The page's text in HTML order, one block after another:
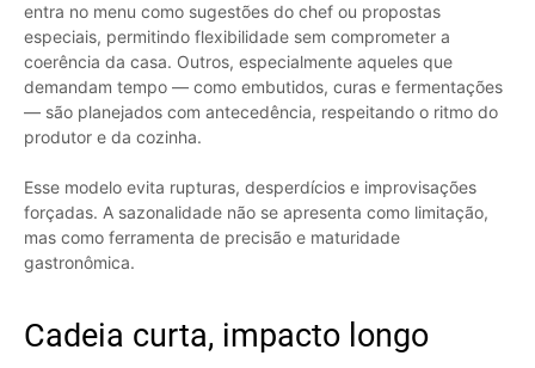
entra no menu como sugestões do chef ou propostas
especiais, permitindo flexibilidade sem comprometer a
coerência da casa. Outros, especialmente aqueles que
demandam tempo — como embutidos, curas e fermentações
— são planejados com antecedência, respeitando o ritmo do
produtor e da cozinha.
Esse modelo evita rupturas, desperdícios e improvisações
forçadas. A sazonalidade não se apresenta como limitação,
mas como ferramenta de precisão e maturidade
gastronômica.
Cadeia curta, impacto longo